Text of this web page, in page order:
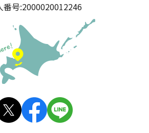
番号:2000020012246
式SNS